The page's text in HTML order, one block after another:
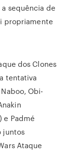
sequência de
propriamente
dos Clones
tentativa
Obi-
e Padmé
juntos
Ataque